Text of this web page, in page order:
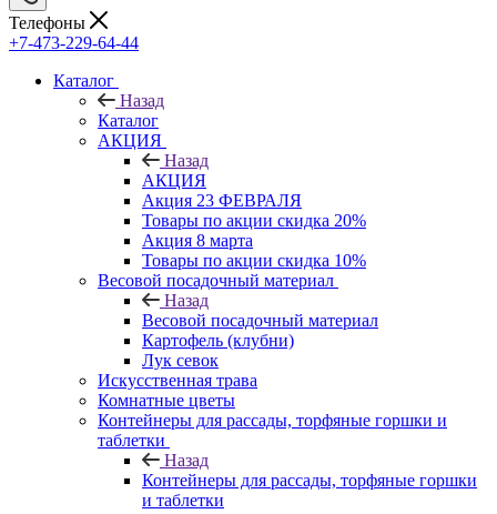
Телефоны
+7-473-229-64-44
Каталог
Назад
Каталог
АКЦИЯ
Назад
АКЦИЯ
Акция 23 ФЕВРАЛЯ
Товары по акции скидка 20%
Акция 8 марта
Товары по акции скидка 10%
Весовой посадочный материал
Назад
Весовой посадочный материал
Картофель (клубни)
Лук севок
Искусственная трава
Комнатные цветы
Контейнеры для рассады, торфяные горшки и
таблетки
Назад
Контейнеры для рассады, торфяные горшки
и таблетки